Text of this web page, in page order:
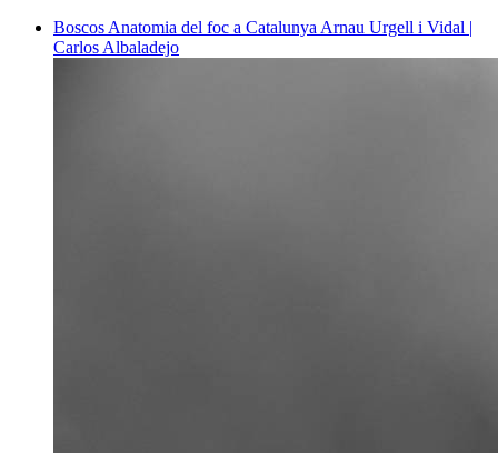
Boscos Anatomia del foc a Catalunya Arnau Urgell i Vidal |
Carlos Albaladejo